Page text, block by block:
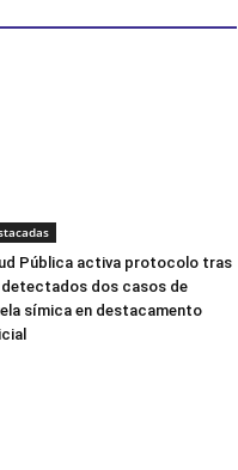
Pública activa protocolo tras
detectados dos casos de
símica en destacamento